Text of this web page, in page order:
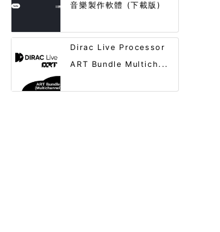
音樂製作軟體 (下載版)
Dirac Live Processor
ART Bundle Multich...